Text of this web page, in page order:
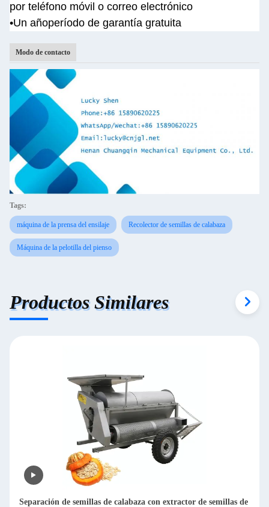
por teléfono móvil o correo electrónico
•Un añoperíodo de garantía gratuita
Modo de contacto
Tags:
máquina de la prensa del ensilaje Recolector de semillas de calabaza
Máquina de la pelotilla del pienso
Productos Similares
Separación de semillas de calabaza con extractor de semillas de